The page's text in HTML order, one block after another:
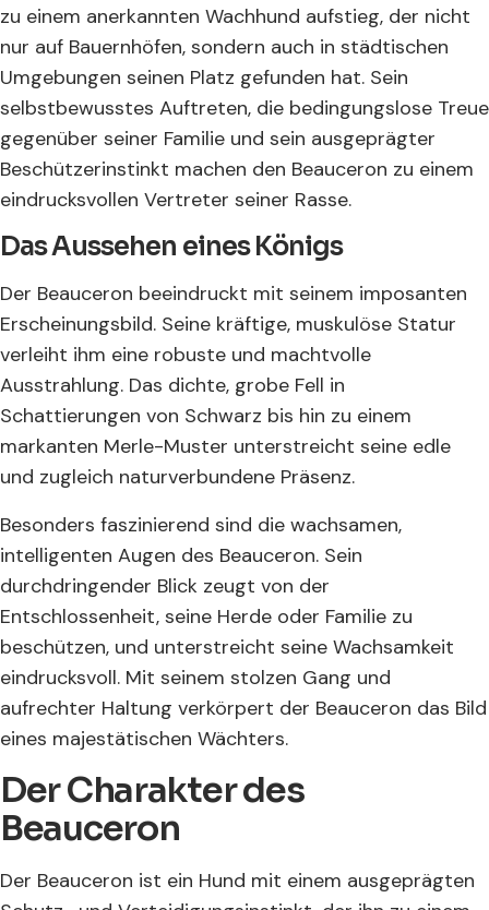
zu einem anerkannten Wachhund aufstieg, der nicht
nur auf Bauernhöfen, sondern auch in städtischen
Umgebungen seinen Platz gefunden hat. Sein
selbstbewusstes Auftreten, die bedingungslose Treue
gegenüber seiner Familie und sein ausgeprägter
Beschützerinstinkt machen den Beauceron zu einem
eindrucksvollen Vertreter seiner Rasse.
Das Aussehen eines Königs
Der Beauceron beeindruckt mit seinem imposanten
Erscheinungsbild. Seine kräftige, muskulöse Statur
verleiht ihm eine robuste und machtvolle
Ausstrahlung. Das dichte, grobe Fell in
Schattierungen von Schwarz bis hin zu einem
markanten Merle-Muster unterstreicht seine edle
und zugleich naturverbundene Präsenz.
Besonders faszinierend sind die wachsamen,
intelligenten Augen des Beauceron. Sein
durchdringender Blick zeugt von der
Entschlossenheit, seine Herde oder Familie zu
beschützen, und unterstreicht seine Wachsamkeit
eindrucksvoll. Mit seinem stolzen Gang und
aufrechter Haltung verkörpert der Beauceron das Bild
eines majestätischen Wächters.
Der Charakter des
Beauceron
Der Beauceron ist ein Hund mit einem ausgeprägten